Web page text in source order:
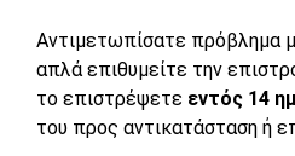
Αντιμετωπίσατε πρόβλημα
απλά επιθυμείτε την
το επιστρέψετε εντός 14
του προς αντικατάσταση ή